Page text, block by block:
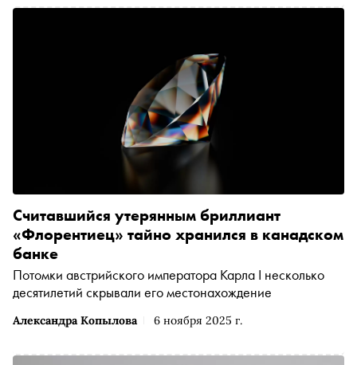
Александра Копылова 6 ноября 2025 г.
Считавшийся утерянным бриллиант
«Флорентиец» тайно хранился в канадском
банке
Потомки австрийского императора Карла I несколько
десятилетий скрывали его местонахождение